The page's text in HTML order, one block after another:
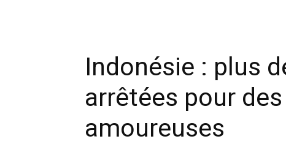
Indonésie : plus
arrêtées pour
amoureuses